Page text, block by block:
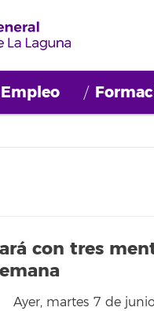
Empleo
con tres
Ayer, martes 7 de